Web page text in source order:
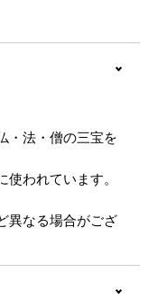
・法・僧の三宝を
われています。
異なる場合がござ